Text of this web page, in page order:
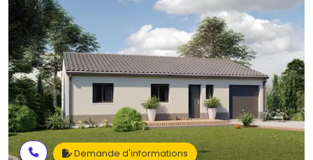
Demande d'informations